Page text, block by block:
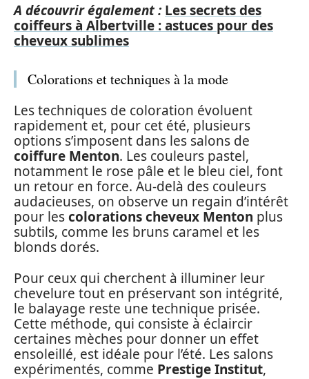
A découvrir également : Les secrets des
coiffeurs à Albertville : astuces pour des
cheveux sublimes
Colorations et techniques à la mode
Les techniques de coloration évoluent
rapidement et, pour cet été, plusieurs
options s’imposent dans les salons de
coiffure Menton. Les couleurs pastel,
notamment le rose pâle et le bleu ciel, font
un retour en force. Au-delà des couleurs
audacieuses, on observe un regain d’intérêt
pour lescolorations cheveux Menton plus
subtils, comme les bruns caramel et les
blonds dorés.
Pour ceux qui cherchent à illuminer leur
chevelure tout en préservant son intégrité,
le balayage reste une technique prisée.
Cette méthode, qui consiste à éclaircir
certaines mèches pour donner un effet
ensoleillé, est idéale pour l’été. Les salons
expérimentés, comme Prestige Institut,